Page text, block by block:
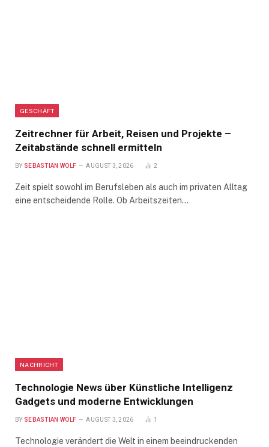
GESCHÄFT
Zeitrechner für Arbeit, Reisen und Projekte –
Zeitabstände schnell ermitteln
BY SEBASTIAN WOLF AUGUST 3, 2026 2
Zeit spielt sowohl im Berufsleben als auch im privaten Alltag
eine entscheidende Rolle. Ob Arbeitszeiten…
NACHRICHT
Technologie News über Künstliche Intelligenz
Gadgets und moderne Entwicklungen
BY SEBASTIAN WOLF AUGUST 3, 2026 1
Technologie verändert die Welt in einem beeindruckenden